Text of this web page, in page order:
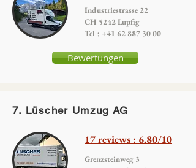
Industriestrasse 22
CH 5242 Lupfig
Tel : +41 62 887 30 00
Bewertungen
7. Lüscher Umzug AG
17 reviews : 6.80/10
Grenzsteinweg 3